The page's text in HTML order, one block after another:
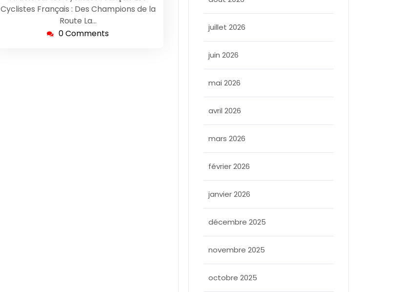
Cyclistes Français : Des Champions de la
Route La…
0 Comments
juillet 2026
juin 2026
mai 2026
avril 2026
mars 2026
février 2026
janvier 2026
décembre 2025
novembre 2025
octobre 2025